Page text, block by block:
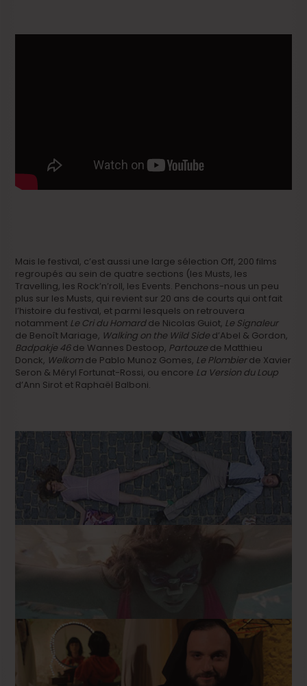
Mais le festival, c’est aussi une large sélection Off, 200 films
regroupés au sein de quatre sections (les Musts, les
Travelling, les Rock’n’roll, les Events. Penchons-nous un peu
plus sur les Musts, qui revient sur 20 ans de courts qui ont fait
l’histoire du festival, et parmi lesquels on retrouvera
notamment Le Cri du Homardde Nicolas Guiot, Le Signaleur
de Benoît Mariage, Walking on the Wild Side d’Abel & Gordon,
Badpakje 46de Wannes Destoop, Partouze de Matthieu
Donck, Welkomde Pablo Munoz Gomes, Le Plombierde Xavier
Seron & Méryl Fortunat-Rossi, ou encore La Version du Loup
d’Ann Sirot et Raphaël Balboni.